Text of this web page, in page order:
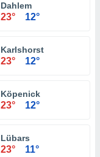
Dahlem
23° 12°
Karlshorst
23° 12°
Köpenick
23° 12°
Lübars
23° 11°